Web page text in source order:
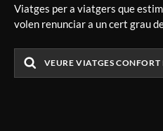
Viatges per a viatgers que
volen renunciar a un cert grau
VEURE VIATGES